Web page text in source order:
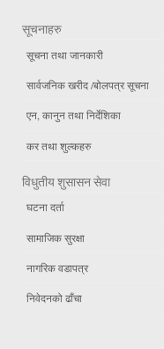
सूचनाहरु
सूचना तथा जानकारी
सार्वजनिक खरीद /बोलपत्र सूचना
एन, कानुन तथा निर्देशिका
कर तथा शुल्कहरु
विधुतीय शुसासन सेवा
घटना दर्ता
सामाजिक सुरक्षा
नागरिक वडापत्र
निवेदनको ढाँचा